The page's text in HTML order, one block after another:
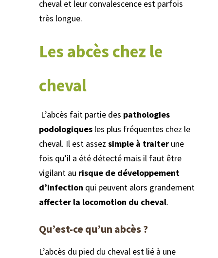
cheval et leur convalescence est parfois
très longue.
Les abcès chez le
cheval
L’abcès fait partie des pathologies
podologiques les plus fréquentes chez le
cheval. Il est assez simple à traiter une
fois qu’il a été détecté mais il faut être
vigilant au risque de développement
d’infection qui peuvent alors grandement
affecter la locomotion du cheval.
Qu’est-ce qu’un abcès ?
L’abcès du pied du cheval est lié à une